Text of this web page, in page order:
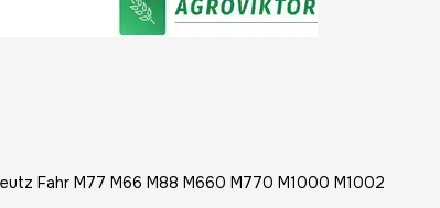
Fahr M77 M66 M88 M660 M770 M1000 M1002